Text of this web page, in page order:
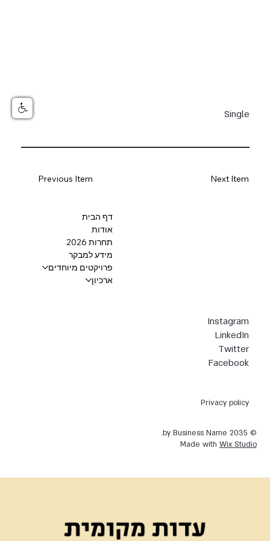
Single
Next Item
Previous Item
Privacy policy
© 2035 by Business Name.
Made with Wix Studio
Instagram
LinkedIn
Twitter
Facebook
דף הבית
אודות
תחרות 2026
מידע למבקר
פרויקטים מיוחדים
ארכיון